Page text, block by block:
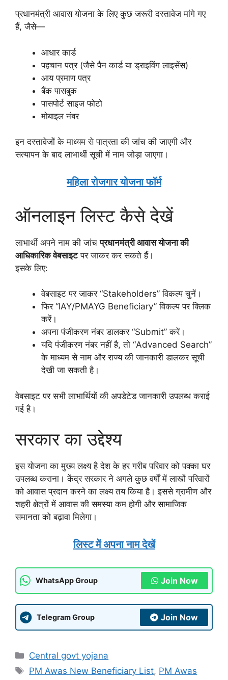
प्रधानमंत्री आवास योजना के लिए कुछ जरूरी दस्तावेज मांगे गए
हैं, जैसे—
आधार कार्ड
पहचान पत्र (जैसे पैन कार्ड या ड्राइविंग लाइसेंस)
आय प्रमाण पत्र
बैंक पासबुक
पासपोर्ट साइज फोटो
मोबाइल नंबर
इन दस्तावेजों के माध्यम से पात्रता की जांच की जाएगी और
सत्यापन के बाद लाभार्थी सूची में नाम जोड़ा जाएगा।
महिला रोजगार योजना फॉर्म
ऑनलाइन लिस्ट कैसे देखें
लाभार्थी अपने नाम की जांचप्रधानमंत्री आवास योजना की
आधिकारिक वेबसाइटपर जाकर कर सकते हैं।
इसके लिए:
वेबसाइट पर जाकर “Stakeholders” विकल्प चुनें।
फिर “IAY/PMAYG Beneficiary” विकल्प पर क्लिक
करें।
अपना पंजीकरण नंबर डालकर “Submit” करें।
यदि पंजीकरण नंबर नहीं है, तो “Advanced Search”
के माध्यम से नाम और राज्य की जानकारी डालकर सूची
देखी जा सकती है।
वेबसाइट पर सभी लाभार्थियों की अपडेटेड जानकारी उपलब्ध कराई
गई है।
सरकार का उद्देश्य
इस योजना का मुख्य लक्ष्य है देश के हर गरीब परिवार को पक्का घर
उपलब्ध कराना। केंद्र सरकार ने अगले कुछ वर्षों में लाखों परिवारों
को आवास प्रदान करने का लक्ष्य तय किया है। इससे ग्रामीण और
शहरी क्षेत्रों में आवास की समस्या कम होगी और सामाजिक
समानता को बढ़ावा मिलेगा।
लिस्ट में अपना नाम देखें
WhatsApp Group Join Now
Telegram Group Join Now
Categories
Central govt yojana
Tags
PM Awas New Beneficiary List, PM Awas